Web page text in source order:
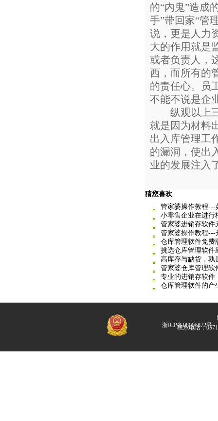
的“内鬼”造成
手”带回家“管
说，更是人力
大的作用就是
或者负责人，
西，而所有的
的责任心。员
不能不说是企
纵观以上三
就是因为材料
出入库管理工
的漏洞，使出
业的发展注入
猜您喜欢
管家婆操作教程---
小零售企业在进行
管家婆进销存软件
管家婆操作教程---
仓库管理软件免费
挑选仓库管理软件
高库存与缺货，孰
管家婆仓库管理软
专业的进销存软件
仓库管理软件的产
浙ICP备08005872号
联系电话：